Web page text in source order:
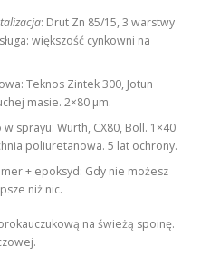
: Drut Zn 85/15, 3 warstwy
większość cynkowni na
Teknos Zintek 300, Jotun
masie. 2×80 µm.
sprayu: Wurth, CX80, Boll. 1×40
poliuretanowa. 5 lat ochrony.
+ epoksyd: Gdy nie możesz
niż nic.
na świeżą spoinę.